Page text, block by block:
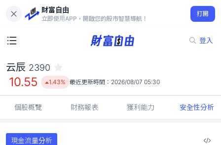
財富自由
立即使用APP，開啟您的股市智慧導航！
打開
登入
10.55
1.43%
云辰 2390
10.55 1.43% 最近更新時間： 2026/08/07 05:30
個股概覽 財務報表 獲利能力 安全性分析
現金流量分析